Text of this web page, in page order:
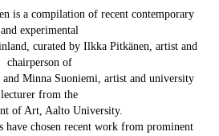
is a compilation of recent contemporary
and experimental
curated by Ilkka Pitkänen, artist and
chairperson of
Minna Suoniemi, artist and university
lecturer from the
of Art, Aalto University.
have chosen recent work from prominent